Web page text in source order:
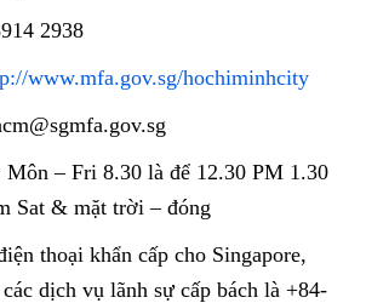
2938
www.mfa.gov.sg/hochiminhcity
Môn – Fri 8.30 là để 12.30 PM 1.30
Sat & mặt trời – đóng
thoại khẩn cấp cho Singapore,
dịch vụ lãnh sự cấp bách là +84-